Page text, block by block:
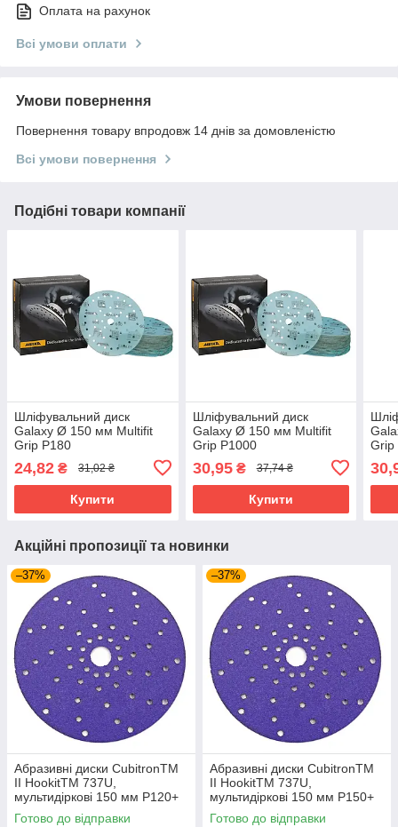
Оплата на рахунок
Всі умови оплати
Умови повернення
Повернення товару впродовж 14 днів за домовленістю
Всі умови повернення
Подібні товари компанії
Шліфувальний диск
Galaxy Ø 150 мм Multifit
Grip P180
24,82 ₴ 31,02 ₴
Купити
Шліфувальний диск
Galaxy Ø 150 мм Multifit
Grip P1000
30,95₴ 37,74 ₴
Купити
Grip
Акційні пропозиції та новинки
–37%
Абразивні диски CubitronTM
II HookitTM 737U,
мультидіркові 150 мм P120+
Готово до відправки
–37%
Абразивні диски CubitronTM
II HookitTM 737U,
мультидіркові 150 мм P150+
Готово до відправки